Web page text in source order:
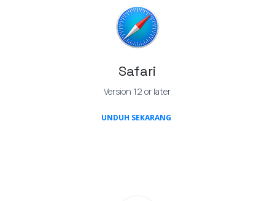
Safari
Version 12 or later
UNDUH SEKARANG